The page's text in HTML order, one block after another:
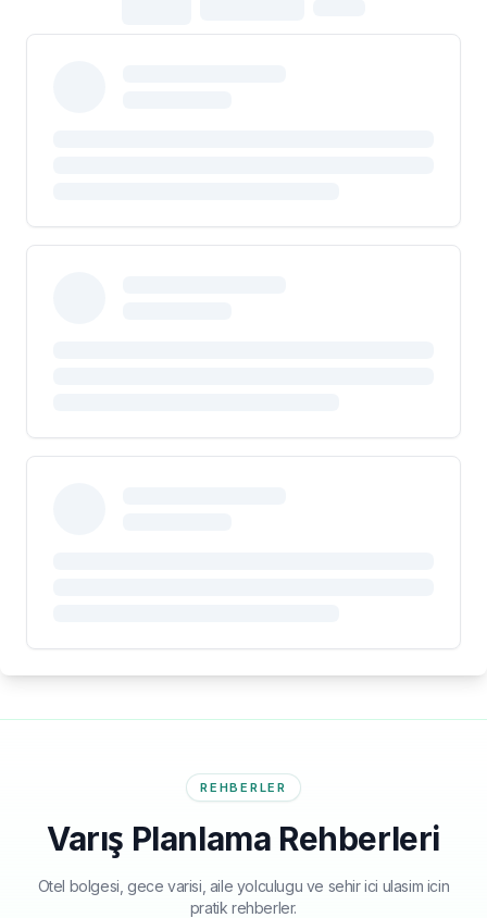
REHBERLER
Varış Planlama Rehberleri
Otel bolgesi, gece varisi, aile yolculugu ve sehir ici ulasim icin
pratik rehberler.